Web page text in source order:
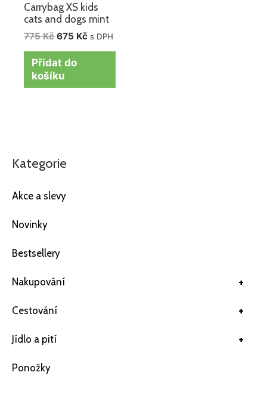
Kategorie
Akce a slevy
Novinky
Bestsellery
+
Nakupování
+
Cestování
+
Jídlo a pití
Ponožky
Carrybag XS kids
cats and dogs mint
775Kč 675 Kč s DPH
Přidat do
košíku